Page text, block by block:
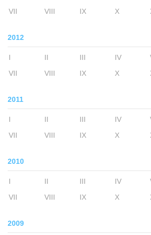
VII
VIII IX X
2012
I II III IV
VII
VIII IX X
2011
I II III IV
VII
VIII IX X
2010
I II III IV
VII
VIII IX X
2009